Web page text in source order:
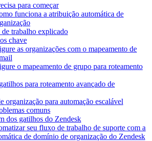
para começar
funciona a atribuição automática de
trabalho explicado
chave
as organizações com o mapeamento de
o mapeamento de grupo para roteamento
para roteamento avançado de
organização para automação escalável
comuns
dos gatilhos do Zendesk
seu fluxo de trabalho de suporte com a
de domínio de organização do Zendesk